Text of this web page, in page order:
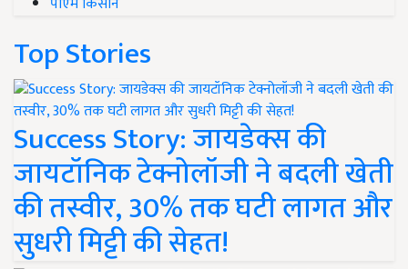
Top Stories
Success Story: जायडेक्स की
जायटॉनिक टेक्नोलॉजी ने बदली खेती
की तस्वीर, 30% तक घटी लागत और
सुधरी मिट्टी की सेहत!